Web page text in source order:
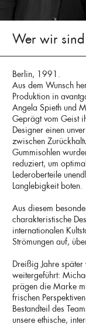
Wer wir sind
Berlin, 1991.
Aus dem Wunsch
Produktion in
Angela Spieth und
Geprägt vom Geist
Designer einen
zwischen
Gummisohlen
reduziert, um
Lederoberteile
Langlebigkeit boten.
Aus diesem
charakteristische
internationalen
Strömungen auf,
Dreißig Jahre
weitergeführt:
prägen die Marke
frischen
Bestandteil des
unsere ethische,